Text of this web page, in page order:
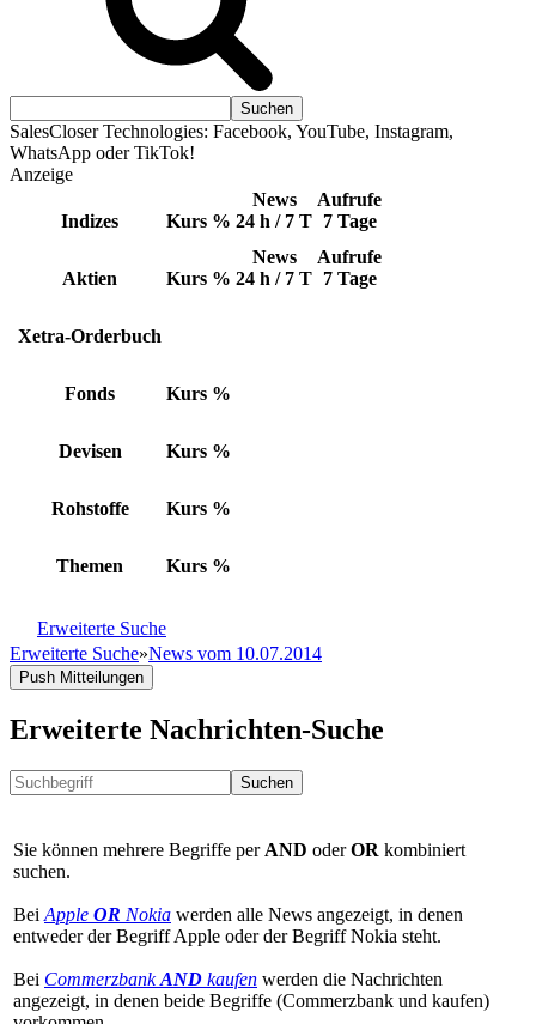
SalesCloser Technologies: Facebook, YouTube, Instagram,
WhatsApp oder TikTok!
Anzeige
Indizes Kurs %
News
24 h / 7 T
Aufrufe
7 Tage
Aktien Kurs %
News
24 h / 7 T
Aufrufe
7 Tage
Xetra-Orderbuch
Fonds Kurs %
Devisen Kurs %
Rohstoffe Kurs %
Themen Kurs %
Erweiterte Suche
Erweiterte Suche»News vom 10.07.2014
Push Mitteilungen
Erweiterte Nachrichten-Suche
Suchen
Sie können mehrere Begriffe per AND oderOR kombiniert
suchen.
Bei Apple OR Nokia werden alle News angezeigt, in denen
entweder der Begriff Apple oder der Begriff Nokia steht.
Bei CommerzbankAND kaufen werden die Nachrichten
angezeigt, in denen beide Begriffe (Commerzbank und kaufen)